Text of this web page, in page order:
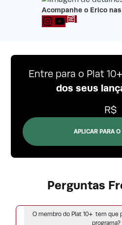
Acompanhe o Erico nas
Entre para o Plat 10+
dos seus
R$
APLICAR PARA O
Perguntas
O membro do Plat 10+ tem que
programa?